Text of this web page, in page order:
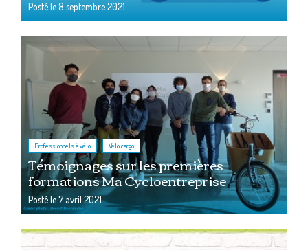
Posté le8 septembre 2021
Professionnels à vélo , Vélo cargo
Témoignages sur les premières
formations Ma Cycloentreprise
Posté le7 avril 2021